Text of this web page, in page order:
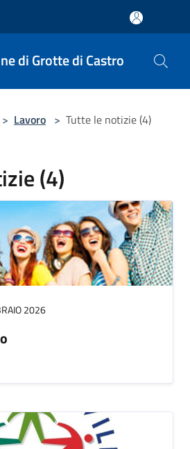
di Grotte di Castro
> Lavoro > Tutte le notizie (4)
(4)
2026